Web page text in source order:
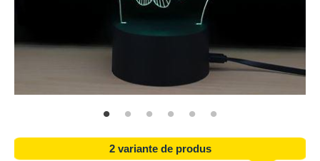
2 variante de produs